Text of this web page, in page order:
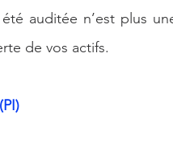
auditée n’est plus
de vos actifs.